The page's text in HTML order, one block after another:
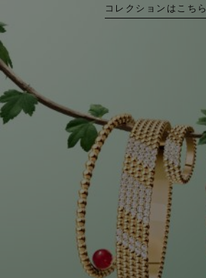
コレクションはこちら